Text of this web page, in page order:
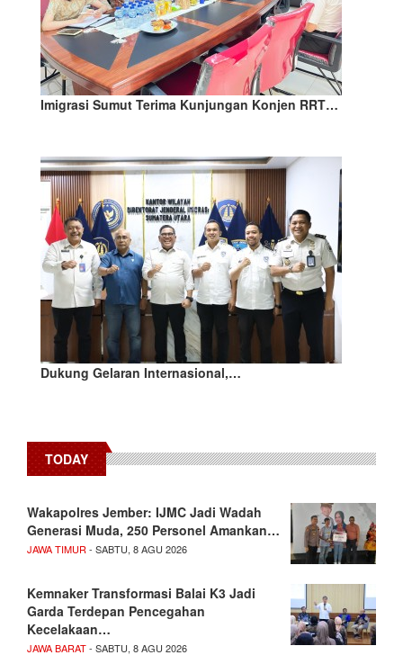
Imigrasi Sumut Terima Kunjungan Konjen RRT…
Dukung Gelaran Internasional,…
TODAY
Wakapolres Jember: IJMC Jadi Wadah
Generasi Muda, 250 Personel Amankan…
JAWA TIMUR- SABTU, 8 AGU 2026
Kemnaker Transformasi Balai K3 Jadi
Garda Terdepan Pencegahan
Kecelakaan…
JAWA BARAT- SABTU, 8 AGU 2026